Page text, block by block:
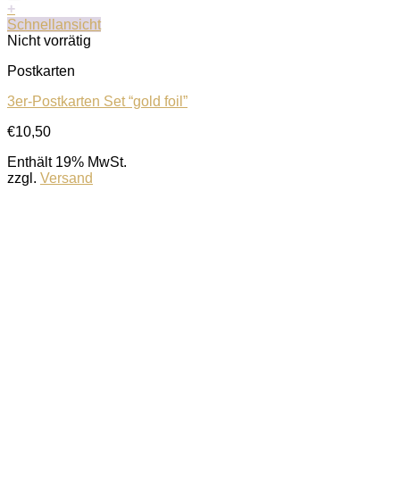
+
Schnellansicht
Nicht vorrätig
Postkarten
3er-Postkarten Set “gold foil”
€10,50
Enthält 19% MwSt.
zzgl. Versand